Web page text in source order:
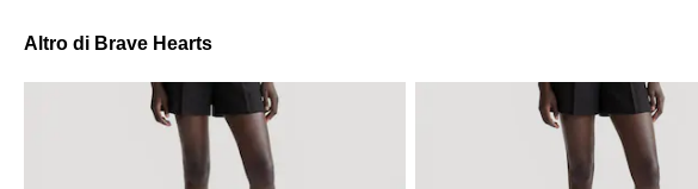
Altro di Brave Hearts